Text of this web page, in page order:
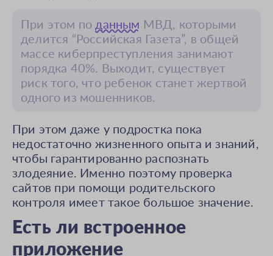
При этом по данным МВД, которыми
делится “Российская Газета”, в общей
массе киберпреступления занимают
порядка 40%. Выходит, существует
риск того, что ребенок станет жертвой
одного из мошенников.
При этом даже у подростка пока
недостаточно жизненного опыта и знаний,
чтобы гарантированно распознать
злодеяние. Именно поэтому проверка
сайтов при помощи родительского
контроля имеет такое большое значение.
Есть ли встроенное
приложение